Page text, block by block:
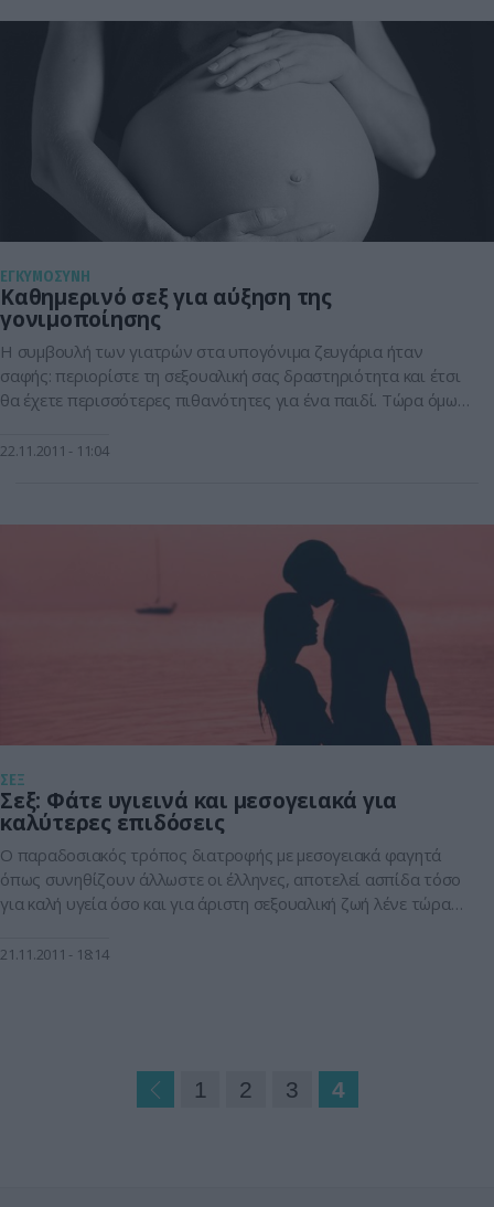
ΕΓΚΥΜΟΣΥΝΗ
Καθημερινό σεξ για αύξηση της
γονιμοποίησης
Η συμβουλή των γιατρών στα υπογόνιμα ζευγάρια ήταν
σαφής: περιορίστε τη σεξουαλική σας δραστηριότητα και έτσι
θα έχετε περισσότερες πιθανότητες για ένα παιδί. Τώρα όμως
ανατρέπουν τα δεδομένα και συμβουλεύουν: όσο
αναπαραγωγή και την εμβρυολογία, […]
22.11.2011 11:04
ΣΕΞ
Σεξ: Φάτε υγιεινά και μεσογειακά για
καλύτερες επιδόσεις
Ο παραδοσιακός τρόπος διατροφής με μεσογειακά φαγητά
όπως συνηθίζουν άλλωστε οι έλληνες, αποτελεί ασπίδα τόσο
για καλή υγεία όσο και για άριστη σεξουαλική ζωή λένε τώρα
μας αλλά και για ανεβασμένο…ηθικό αποδεικνύεται η
21.11.2011 18:14
1 2 3 4